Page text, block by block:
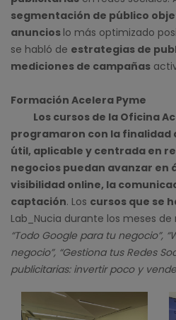
segmentación de público
anuncios lo más optimizado
se habló de estrategias de
mediciones de campañas
Formación Acelera Pyme
Los cursos de la Oficina
programaron con la
útil, aplicable y centrada en
negocios puedan avanzar en
visibilidad online, la
captación. Los cursos que se
Lab_Nucia durante los meses
“Todo Google para tu negocio”,
negocio”, “Gestiona tus Redes
publicitarias: invertir poco y